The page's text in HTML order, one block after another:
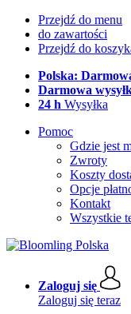
Przejdź do menu
do zawartości
Przejdź do
Polska:
Darmowa
24 h Wysyłka
Pomoc
Gdzie jest
Zwroty
Koszty
Opcje
Kontakt
Wszystkie
Zaloguj się
Zaloguj się teraz